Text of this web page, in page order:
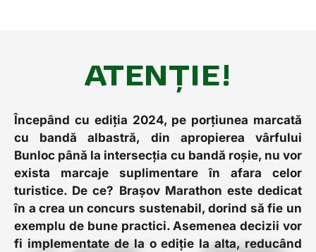
ATENȚIE!
Începând cu ediția 2024, pe porțiunea marcată
cu bandă albastră, din apropierea vârfului
Bunloc până la intersecția cu bandă roșie, nu vor
exista marcaje suplimentare în afara celor
turistice. De ce? Brașov Marathon este dedicat
în a crea un concurs sustenabil, dorind să fie un
exemplu de bune practici. Asemenea decizii vor
fi implementate de la o ediție la alta, reducând